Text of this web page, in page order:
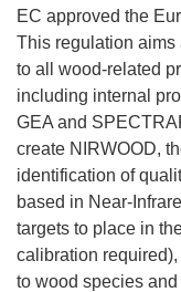
EC approved the
This regulation
to all wood-related
including internal
GEA and
create NIRWOOD,
identification of
based in Near-
targets to place in
calibration
to wood species